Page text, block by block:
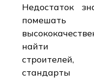
Недостаток
найти
стандарты